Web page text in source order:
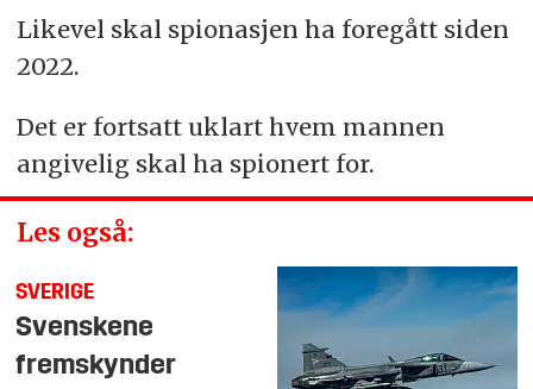
Likevel skal spionasjen ha foregått siden
2022.
Det er fortsatt uklart hvem mannen
angivelig skal ha spionert for.
Les også:
SVERIGE
Svenskene
fremskynder